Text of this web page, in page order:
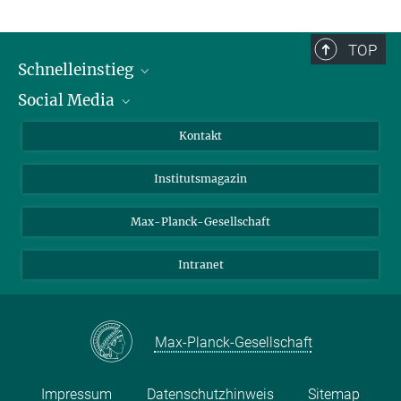
TOP
Schnelleinstieg
Alumni
Schulen
Studierende
Social Media
Facebook
YouTube
Kontakt
Institutsmagazin
Max-Planck-Gesellschaft
Intranet
Max-Planck-Gesellschaft
Impressum Datenschutzhinweis Sitemap